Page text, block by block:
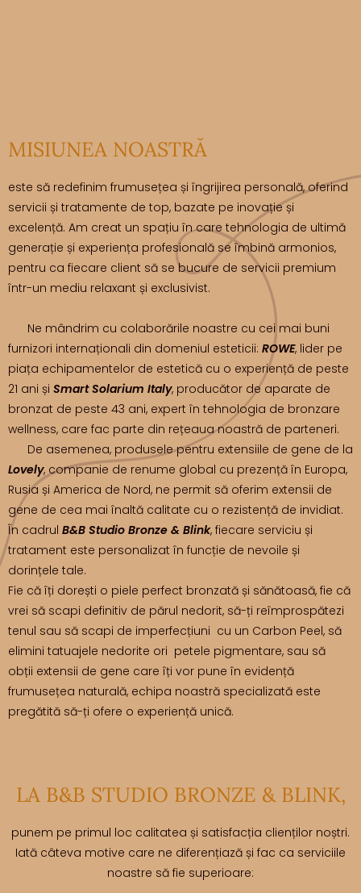
MISIUNEA NOASTRĂ
este să redefinim frumusețea și îngrijirea personală, oferind
servicii și tratamente de top, bazate pe inovație și
excelență. Am creat un spațiu în care tehnologia de ultimă
generație și experiența profesională se îmbină armonios,
pentru ca fiecare client să se bucure de servicii premium
într-un mediu relaxant și exclusivist.
Ne mândrim cu colaborările noastre cu cei mai buni
furnizori internaționali din domeniul esteticii: ROWE, lider pe
piața echipamentelor de estetică cu o experiență de peste
21 ani și Smart Solarium Italy, producător de aparate de
bronzat de peste 43 ani, expert în tehnologia de bronzare
wellness, care fac parte din rețeaua noastră de parteneri.
De asemenea, produsele pentru extensiile de gene de la
Lovely, companie de renume global cu prezență în Europa,
Rusia și America de Nord, ne permit să oferim extensii de
gene de cea mai înaltă calitate cu o rezistență de invidiat.
În cadrul B&B Studio Bronze & Blink, fiecare serviciu și
tratament este personalizat în funcție de nevoile și
dorințele tale.
Fie că îți dorești o piele perfect bronzată și sănătoasă, fie că
vrei să scapi definitiv de părul nedorit, să-ți reîmprospătezi
tenul sau să scapi de imperfecțiuni cu un Carbon Peel, să
elimini tatuajele nedorite ori petele pigmentare, sau să
obții extensii de gene care îți vor pune în evidență
frumusețea naturală, echipa noastră specializată este
pregătită să-ți ofere o experiență unică.
LA B&B STUDIO BRONZE & BLINK,
punem pe primul loc calitatea și satisfacția clienților noștri.
Iată câteva motive care ne diferențiază și fac ca serviciile
noastre să fie superioare: